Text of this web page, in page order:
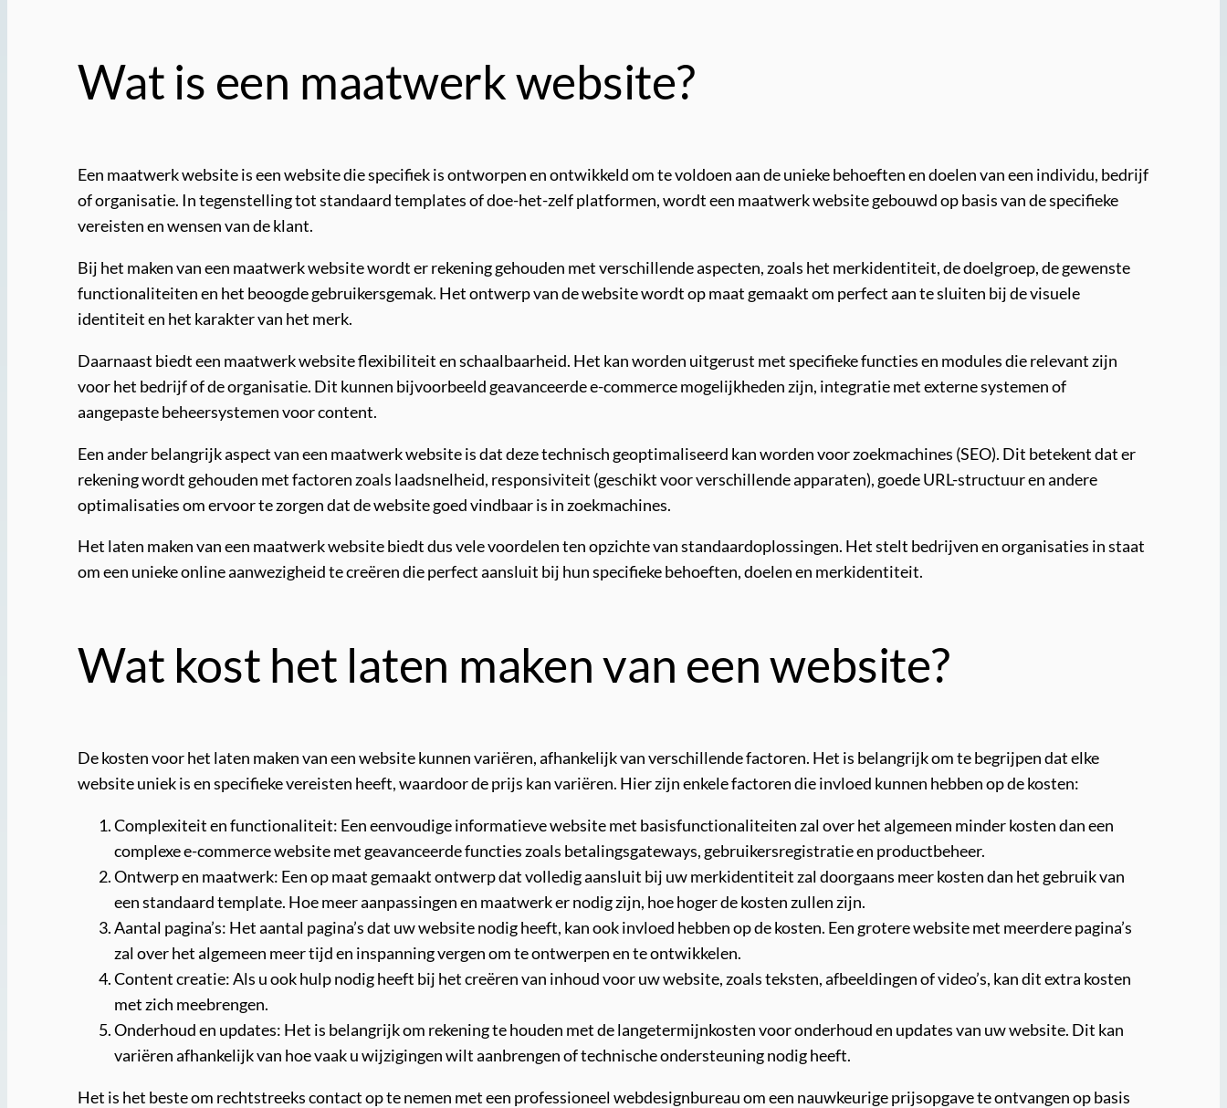
Wat is een maatwerk website?
Een maatwerk website is een website die specifiek is ontworpen en ontwikkeld om te voldoen aan de unieke behoeften en doelen van een individu, bedrijf
of organisatie. In tegenstelling tot standaard templates of doe-het-zelf platformen, wordt een maatwerk website gebouwd op basis van de specifieke
vereisten en wensen van de klant.
Bij het maken van een maatwerk website wordt er rekening gehouden met verschillende aspecten, zoals het merkidentiteit, de doelgroep, de gewenste
functionaliteiten en het beoogde gebruikersgemak. Het ontwerp van de website wordt op maat gemaakt om perfect aan te sluiten bij de visuele
identiteit en het karakter van het merk.
Daarnaast biedt een maatwerk website flexibiliteit en schaalbaarheid. Het kan worden uitgerust met specifieke functies en modules die relevant zijn
voor het bedrijf of de organisatie. Dit kunnen bijvoorbeeld geavanceerde e-commerce mogelijkheden zijn, integratie met externe systemen of
aangepaste beheersystemen voor content.
Een ander belangrijk aspect van een maatwerk website is dat deze technisch geoptimaliseerd kan worden voor zoekmachines (SEO). Dit betekent dat er
rekening wordt gehouden met factoren zoals laadsnelheid, responsiviteit (geschikt voor verschillende apparaten), goede URL-structuur en andere
optimalisaties om ervoor te zorgen dat de website goed vindbaar is in zoekmachines.
Het laten maken van een maatwerk website biedt dus vele voordelen ten opzichte van standaardoplossingen. Het stelt bedrijven en organisaties in staat
om een unieke online aanwezigheid te creëren die perfect aansluit bij hun specifieke behoeften, doelen en merkidentiteit.
Wat kost het laten maken van een website?
De kosten voor het laten maken van een website kunnen variëren, afhankelijk van verschillende factoren. Het is belangrijk om te begrijpen dat elke
website uniek is en specifieke vereisten heeft, waardoor de prijs kan variëren. Hier zijn enkele factoren die invloed kunnen hebben op de kosten:
Complexiteit en functionaliteit: Een eenvoudige informatieve website met basisfunctionaliteiten zal over het algemeen minder kosten dan een
complexe e-commerce website met geavanceerde functies zoals betalingsgateways, gebruikersregistratie en productbeheer.
Ontwerp en maatwerk: Een op maat gemaakt ontwerp dat volledig aansluit bij uw merkidentiteit zal doorgaans meer kosten dan het gebruik van
een standaard template. Hoe meer aanpassingen en maatwerk er nodig zijn, hoe hoger de kosten zullen zijn.
Aantal pagina’s: Het aantal pagina’s dat uw website nodig heeft, kan ook invloed hebben op de kosten. Een grotere website met meerdere pagina’s
zal over het algemeen meer tijd en inspanning vergen om te ontwerpen en te ontwikkelen.
Content creatie: Als u ook hulp nodig heeft bij het creëren van inhoud voor uw website, zoals teksten, afbeeldingen of video’s, kan dit extra kosten
met zich meebrengen.
Onderhoud en updates: Het is belangrijk om rekening te houden met de langetermijnkosten voor onderhoud en updates van uw website. Dit kan
variëren afhankelijk van hoe vaak u wijzigingen wilt aanbrengen of technische ondersteuning nodig heeft.
Het is het beste om rechtstreeks contact op te nemen met een professioneel webdesignbureau om een nauwkeurige prijsopgave te ontvangen op basis